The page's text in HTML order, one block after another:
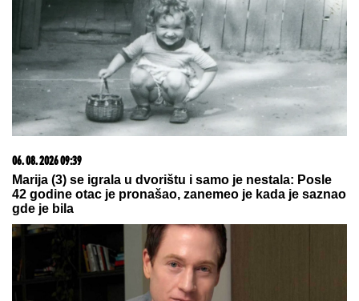
Otac joj nema ni MOBILNI NI INTERNET, kad ju je
video GOLU NA EKRANU ugasio je TV: I DEDU
"obična" porodica NAJVEĆE UZDANICE HOLIVUDA
TEŠKA NESREĆA NA
MAGISTRALNOM PUTU!
potpuno obustavljen, IMA
POVREĐENIH: Policija vrši uviđaj